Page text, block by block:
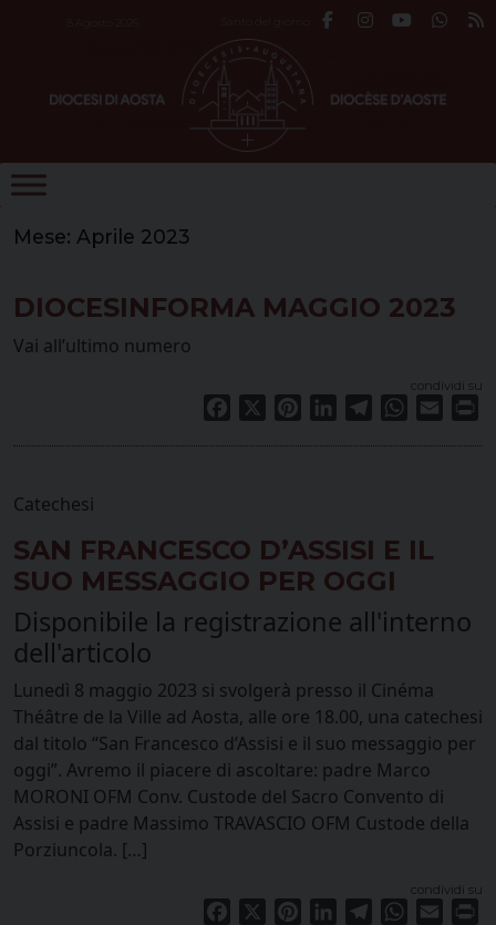
Mese: Aprile 2023
DIOCESINFORMA MAGGIO 2023
Vai all’ultimo numero
condividi su
Facebook PinterestLinkedInTelegramWhatsApp
Email
Catechesi
SAN FRANCESCO D’ASSISI E IL
SUO MESSAGGIO PER OGGI
Disponibile la registrazione all'interno
dell'articolo
Lunedì 8 maggio 2023 si svolgerà presso il Cinéma
Théâtre de la Ville ad Aosta, alle ore 18.00, una catechesi
dal titolo “San Francesco d’Assisi e il suo messaggio per
oggi”. Avremo il piacere di ascoltare: padre Marco
MORONI OFM Conv. Custode del Sacro Convento di
Assisi e padre Massimo TRAVASCIO OFM Custode della
Porziuncola. […]
condividi su
Facebook PinterestLinkedInTelegramWhatsApp
Email